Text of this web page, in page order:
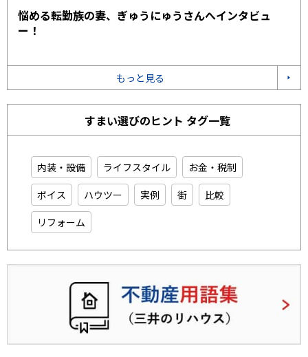
悩める転勤族の妻、ぎゅうにゅうさんへインタビュ
ー！
もっと見る
すまい選びのヒント タグ一覧
内装・設備 ライフスタイル
お金・税制
ボイス
ハウツー 実例 街
比較
リフォーム